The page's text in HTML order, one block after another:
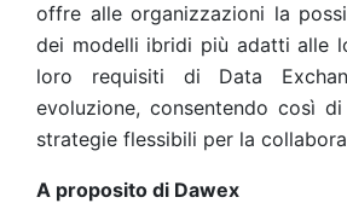
offre alle organizzazioni la
dei modelli ibridi più adatti alle
loro requisiti di Data
evoluzione, consentendo così
strategie flessibili per la
A proposito di Dawex